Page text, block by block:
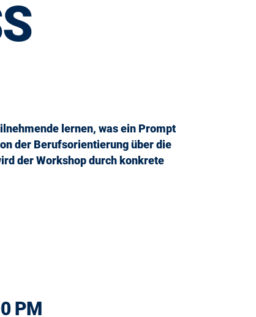
lernen, was ein Prompt
der Berufsorientierung über die
der Workshop durch konkrete
PM